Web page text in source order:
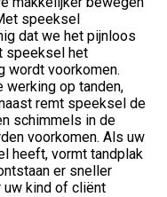
speeksel
dat we het pijnloos
speeksel het
wordt voorkomen.
werking op tanden,
remt speeksel de
schimmels in de
voorkomen. Als uw
heeft, vormt tandplak
er sneller
uw kind of cliënt